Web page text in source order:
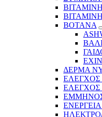
ΒΟΤΑΝΑ
ΔΕΡΜΑ
ΕΛΕΓΧΟΣ